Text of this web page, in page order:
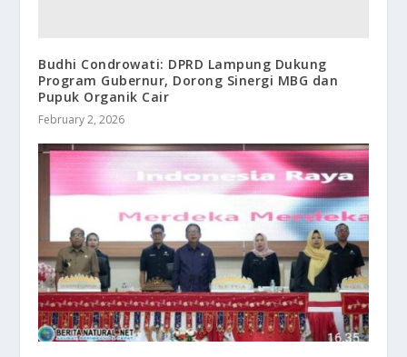
Budhi Condrowati: DPRD Lampung Dukung
Program Gubernur, Dorong Sinergi MBG dan
Pupuk Organik Cair
February 2, 2026